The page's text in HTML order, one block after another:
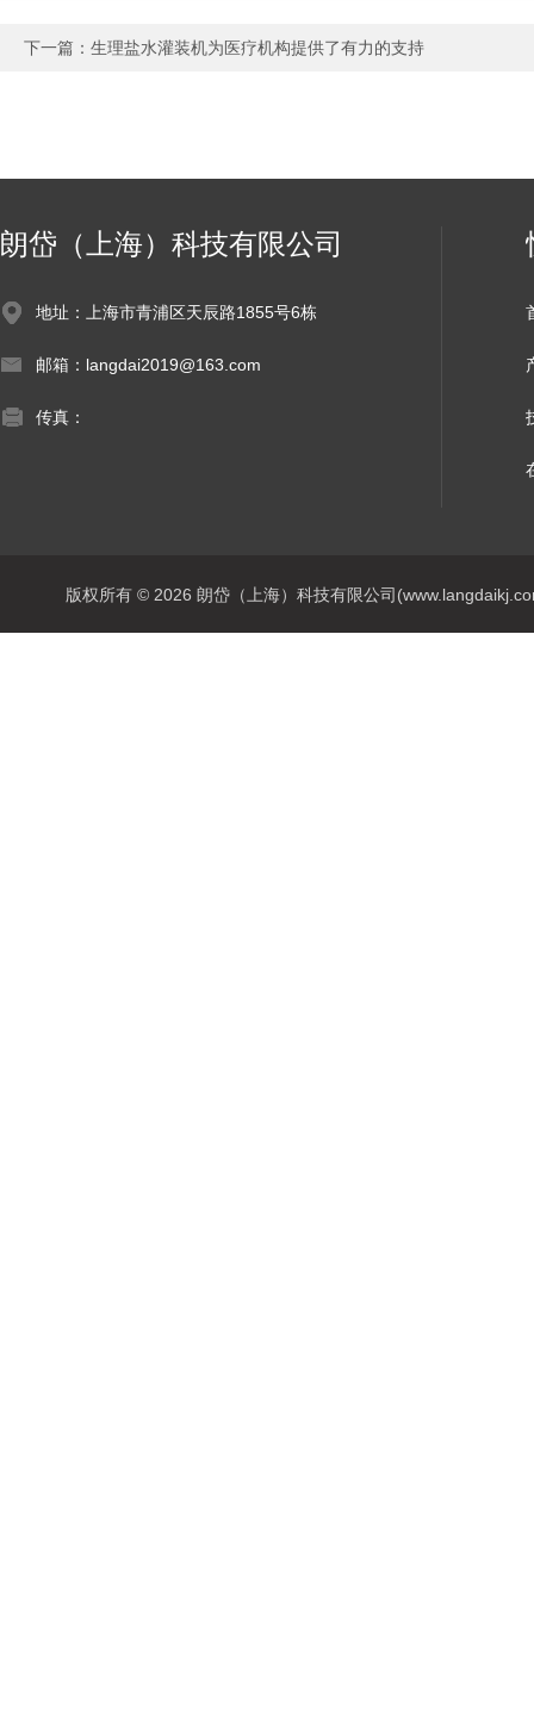
下一篇： 生理盐水灌装机为医疗机构提供了有力的支持
朗岱（上海）科技有限公司
地址：上海市青浦区天辰路1855号6栋
邮箱：langdai2019@163.com
传真：
版权所有 © 2026 朗岱（上海）科技有限公司